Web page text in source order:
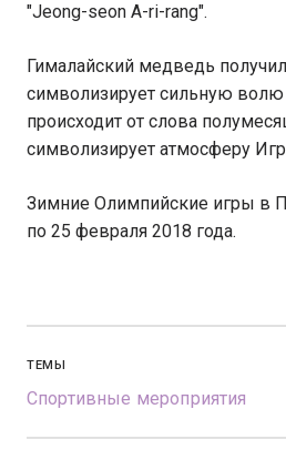
"Jeong-seon A-ri-rang".
Гималайский медведь
символизирует сильную волю
происходит от слова
символизирует атмосферу
Зимние Олимпийские игры в
по 25 февраля 2018 года.
ТЕМЫ
Спортивные мероприятия